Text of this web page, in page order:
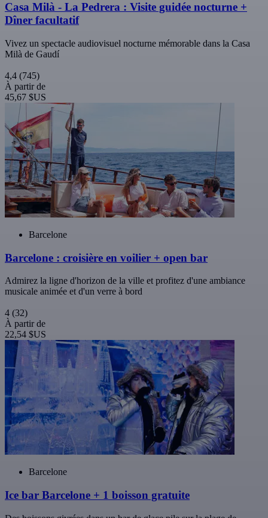
Casa Milà - La Pedrera : Visite guidée nocturne +
Dîner facultatif
Vivez un spectacle audiovisuel nocturne mémorable dans la Casa
Milà de Gaudí
4,4 (745)
À partir de
45,67 $US
Barcelone
Barcelone : croisière en voilier + open bar
Admirez la ligne d'horizon de la ville et profitez d'une ambiance
musicale animée et d'un verre à bord
4 (32)
À partir de
22,54 $US
Barcelone
Ice bar Barcelone + 1 boisson gratuite